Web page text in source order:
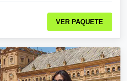
VER PAQUETE